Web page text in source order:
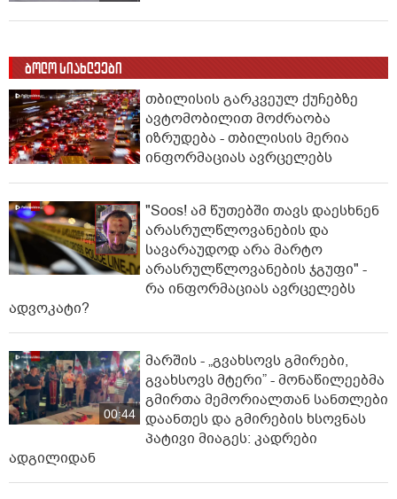
ბოლო სიახლეები
თბილისის გარკვეულ ქუჩებზე
ავტომობილით მოძრაობა
იზრუდება - თბილისის მერია
ინფორმაციას ავრცელებს
"Soos! ამ წუთებში თავს დაესხნენ
არასრულწლოვანების და
სავარაუდოდ არა მარტო
არასრულწლოვანების ჯგუფი" -
რა ინფორმაციას ავრცელებს
ადვოკატი?
00:44
მარშის - „გვახსოვს გმირები,
გვახსოვს მტერი” - მონაწილეებმა
გმირთა მემორიალთან სანთლები
დაანთეს და გმირების ხსოვნას
პატივი მიაგეს: კადრები
ადგილიდან